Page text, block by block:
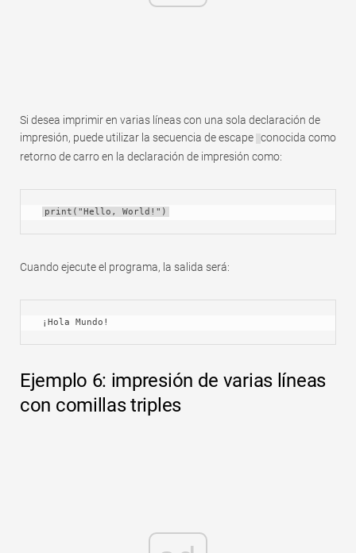
Si desea imprimir en varias líneas con una sola declaración de
impresión, puede utilizar la secuencia de escape conocida como
retorno de carro en la declaración de impresión como:
print("Hello, World!")
Cuando ejecute el programa, la salida será:
¡Hola Mundo!
Ejemplo 6: impresión de varias líneas
con comillas triples